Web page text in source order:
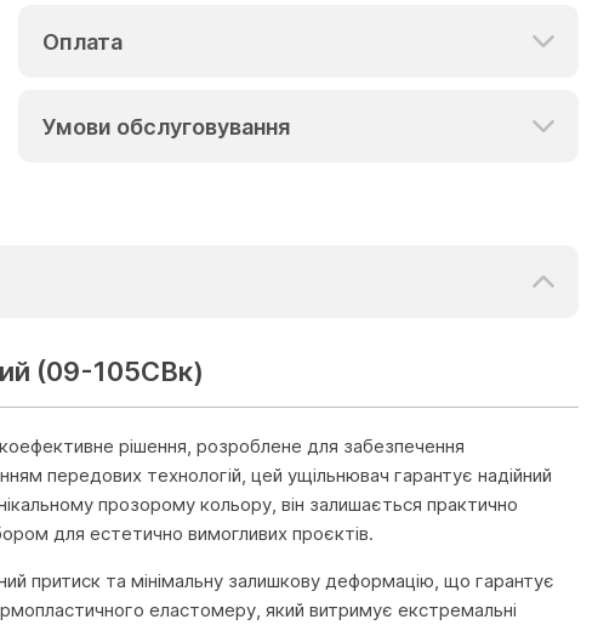
Оплата
Умови обслуговування
(09-105СВк)
рішення, розроблене для забезпечення
передових технологій, цей ущільнювач гарантує надійний
прозорому кольору, він залишається практично
для естетично вимогливих проєктів.
притиск та мінімальну залишкову деформацію, що гарантує
еластомеру, який витримує екстремальні